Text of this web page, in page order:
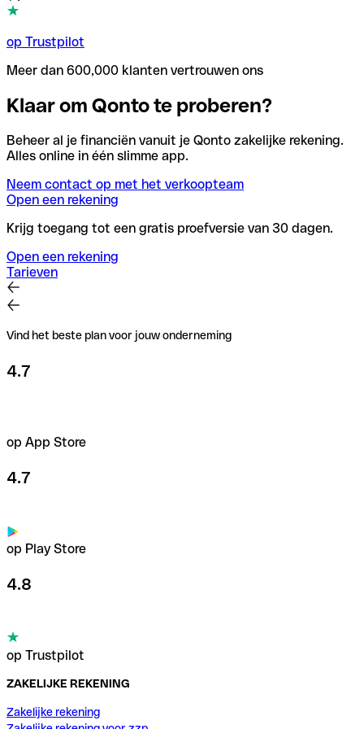
op Trustpilot
Meer dan 600,000 klanten vertrouwen ons
Klaar om Qonto te proberen?
Beheer al je financiën vanuit je Qonto zakelijke rekening.
Alles online in één slimme app.
Neem contact op met het verkoopteam
Open een rekening
Krijg toegang tot een gratis proefversie van 30 dagen.
Open een rekening
Tarieven
Vind het beste plan voor jouw onderneming
4.7
op App Store
4.7
op Play Store
4.8
op Trustpilot
ZAKELIJKE REKENING
Zakelijke rekening